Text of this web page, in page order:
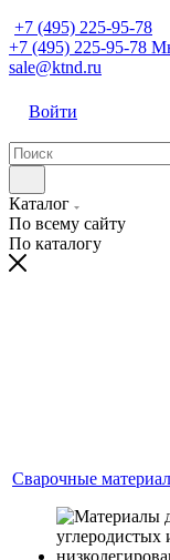
+7 (495) 225-95-78
+7 (495) 225-95-78
sale@ktnd.ru
Войти
Каталог
По всему сайту
По каталогу
Сварочные